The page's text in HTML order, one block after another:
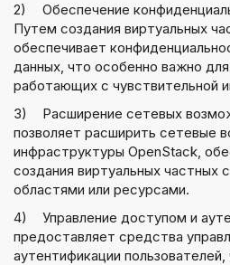
2)
Обеспечение
Путем создания виртуальных
обеспечивает
данных, что особенно важно для
работающих с чувствительной
3)
Расширение сетевых
позволяет расширить сетевые
инфраструктуры OpenStack,
создания виртуальных частных
областями или ресурсами.
4)
Управление доступом и
предоставляет средства
аутентификации пользователей,